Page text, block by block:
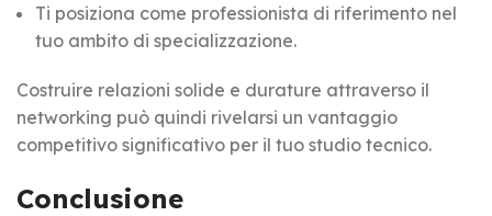
Ti posiziona come professionista di riferimento nel
tuo ambito di specializzazione.
Costruire relazioni solide e durature attraverso il
networking può quindi rivelarsi un vantaggio
competitivo significativo per il tuo studio tecnico.
Conclusione